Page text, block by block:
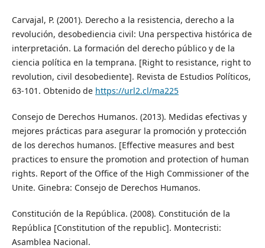
Carvajal, P. (2001). Derecho a la resistencia, derecho a la
revolución, desobediencia civil: Una perspectiva histórica de
interpretación. La formación del derecho público y de la
ciencia política en la temprana. [Right to resistance, right to
revolution, civil desobediente]. Revista de Estudios Políticos,
63-101. Obtenido de https://url2.cl/ma225
Consejo de Derechos Humanos. (2013). Medidas efectivas y
mejores prácticas para asegurar la promoción y protección
de los derechos humanos. [Effective measures and best
practices to ensure the promotion and protection of human
rights. Report of the Office of the High Commissioner of the
Unite. Ginebra: Consejo de Derechos Humanos.
Constitución de la República. (2008). Constitución de la
República [Constitution of the republic]. Montecristi:
Asamblea Nacional.